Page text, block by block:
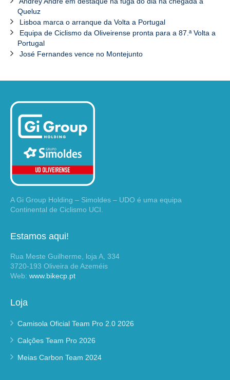
Queluz
Lisboa marca o arranque da Volta a Portugal
Equipa de Ciclismo da Oliveirense pronta para a 87.ª Volta a
Portugal
José Fernandes vence no Montejunto
A Gi Group Holding – Simoldes – UDO é uma equipa
Continental de Ciclismo UCI.
Estamos aqui!
Rua Meste Guilherme, loja A, 334
3720-193 Oliveira de Azeméis
Web: www.bikecp.pt
Loja
Camisola Oficial Team Pro 2.0 2026
Calções Team Pro 2026
Meias Carbon Team 2024